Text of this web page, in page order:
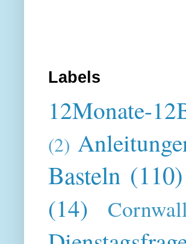
Labels
12Monate-
(2)
Basteln (110)
(14)